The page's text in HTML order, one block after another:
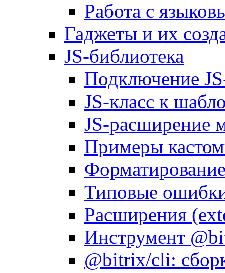
Работа с
Гаджеты и их
JS-библиотека
Подключение
JS-класс к
JS-расширение
Примеры
Типовые
Расширения
Инструмент
@bitrix/cli: